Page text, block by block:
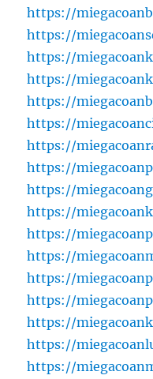
https://
https://
https://
https://
https://
https://
https://
https://
https://
https://
https://
https://
https://
https://
https://
https://
https://